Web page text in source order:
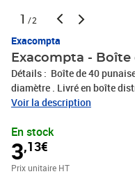
1 /2
Exacompta
Exacompta - Boîte
Détails : Boîte de 40
diamètre . Livré en boîte distributrice
grâce au débord de la tête
Voir la description
En stock
3,13€
Prix unitaire HT